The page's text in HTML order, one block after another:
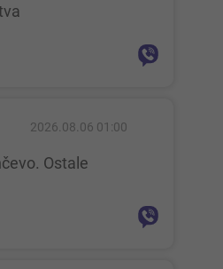
2026.08.06 01:00